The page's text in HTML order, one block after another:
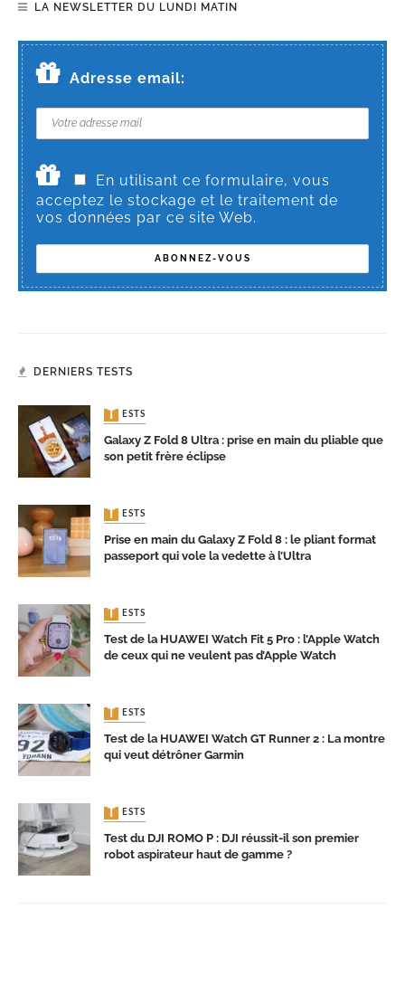
LA NEWSLETTER DU LUNDI MATIN
Adresse email:
En utilisant ce formulaire, vous
acceptez le stockage et le traitement de
vos données par ce site Web.
DERNIERS TESTS
TESTS
Galaxy Z Fold 8 Ultra : prise en main du pliable que
son petit frère éclipse
TESTS
Prise en main du Galaxy Z Fold 8 : le pliant format
passeport qui vole la vedette à l’Ultra
TESTS
Test de la HUAWEI Watch Fit 5 Pro : l’Apple Watch
de ceux qui ne veulent pas d’Apple Watch
TESTS
Test de la HUAWEI Watch GT Runner 2 : La montre
qui veut détrôner Garmin
TESTS
Test du DJI ROMO P : DJI réussit-il son premier
robot aspirateur haut de gamme ?